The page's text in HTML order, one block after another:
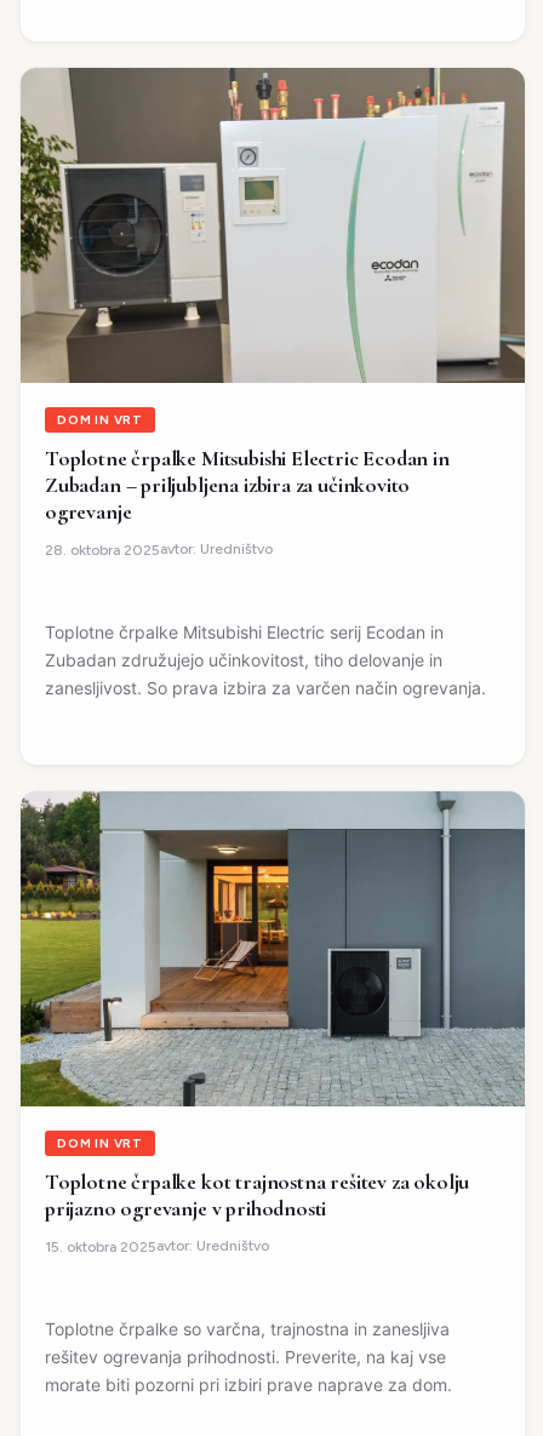
DOM IN VRT
Toplotne črpalke Mitsubishi Electric Ecodan in
Zubadan – priljubljena izbira za učinkovito
ogrevanje
28. oktobra 2025avtor: Uredništvo
Toplotne črpalke Mitsubishi Electric serij Ecodan in
Zubadan združujejo učinkovitost, tiho delovanje in
zanesljivost. So prava izbira za varčen način ogrevanja.
DOM IN VRT
Toplotne črpalke kot trajnostna rešitev za okolju
prijazno ogrevanje v prihodnosti
15. oktobra 2025avtor: Uredništvo
Toplotne črpalke so varčna, trajnostna in zanesljiva
rešitev ogrevanja prihodnosti. Preverite, na kaj vse
morate biti pozorni pri izbiri prave naprave za dom.